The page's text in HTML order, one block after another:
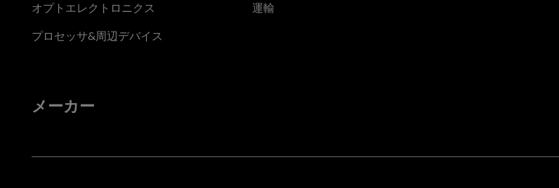
オプトエレクトロニクス
プロセッサ&周辺デバイス
運輸
メーカー